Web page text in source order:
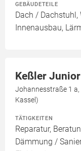
GEBÄUDETEILE
Dach / Dachstuhl,
Innenausbau,
Keßler
Johannesstraße 1
Kassel)
TÄTIGKEITEN
Reparatur,
Dämmung /